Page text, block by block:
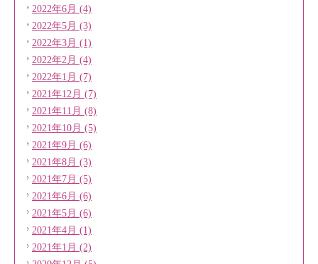
2022年6月 (4)
2022年5月 (3)
2022年3月 (1)
2022年2月 (4)
2022年1月 (7)
2021年12月 (7)
2021年11月 (8)
2021年10月 (5)
2021年9月 (6)
2021年8月 (3)
2021年7月 (5)
2021年6月 (6)
2021年5月 (6)
2021年4月 (1)
2021年1月 (2)